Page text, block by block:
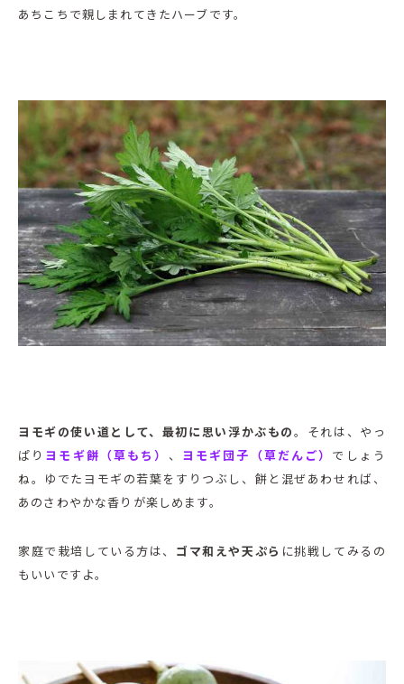
あちこちで親しまれてきたハーブです。
ヨモギの使い道として、最初に思い浮かぶもの。それは、やっ
ぱり ヨモギ餅（草もち） 、 ヨモギ団子（草だんご） でしょう
ね。ゆでたヨモギの若葉をすりつぶし、餅と混ぜあわせれば、
あのさわやかな香りが楽しめます。
家庭で栽培している方は、 ゴマ和えや天ぷら に挑戦してみるの
もいいですよ。